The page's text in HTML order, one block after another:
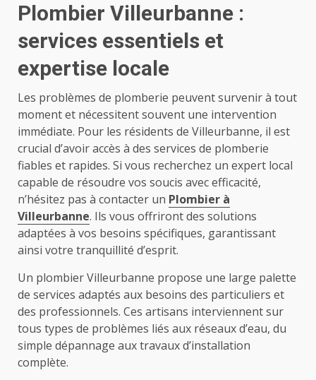
Plombier Villeurbanne :
services essentiels et
expertise locale
Les problèmes de plomberie peuvent survenir à tout
moment et nécessitent souvent une intervention
immédiate. Pour les résidents de Villeurbanne, il est
crucial d’avoir accès à des services de plomberie
fiables et rapides. Si vous recherchez un expert local
capable de résoudre vos soucis avec efficacité,
n’hésitez pas à contacter un Plombier à
Villeurbanne. Ils vous offriront des solutions
adaptées à vos besoins spécifiques, garantissant
ainsi votre tranquillité d’esprit.
Un plombier Villeurbanne propose une large palette
de services adaptés aux besoins des particuliers et
des professionnels. Ces artisans interviennent sur
tous types de problèmes liés aux réseaux d’eau, du
simple dépannage aux travaux d’installation
complète.